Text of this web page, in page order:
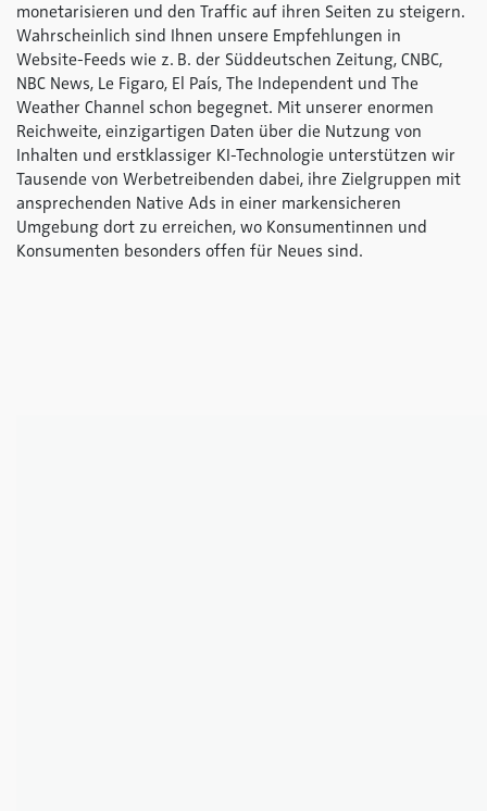
monetarisieren und den Traffic auf ihren Seiten zu steigern.
Wahrscheinlich sind Ihnen unsere Empfehlungen in
Website-Feeds wie z. B. der Süddeutschen Zeitung, CNBC,
NBC News, Le Figaro, El País, The Independent und The
Weather Channel schon begegnet. Mit unserer enormen
Reichweite, einzigartigen Daten über die Nutzung von
Inhalten und erstklassiger KI-Technologie unterstützen wir
Tausende von Werbetreibenden dabei, ihre Zielgruppen mit
ansprechenden Native Ads in einer markensicheren
Umgebung dort zu erreichen, wo Konsumentinnen und
Konsumenten besonders offen für Neues sind.